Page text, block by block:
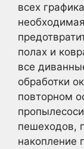
всех
полах и
все
обработки
повторном
пешеходов,
накопление